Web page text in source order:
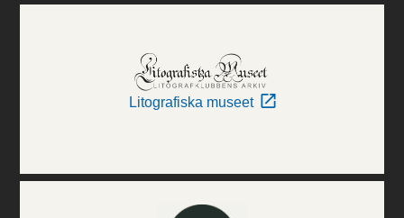
Litografiska museet